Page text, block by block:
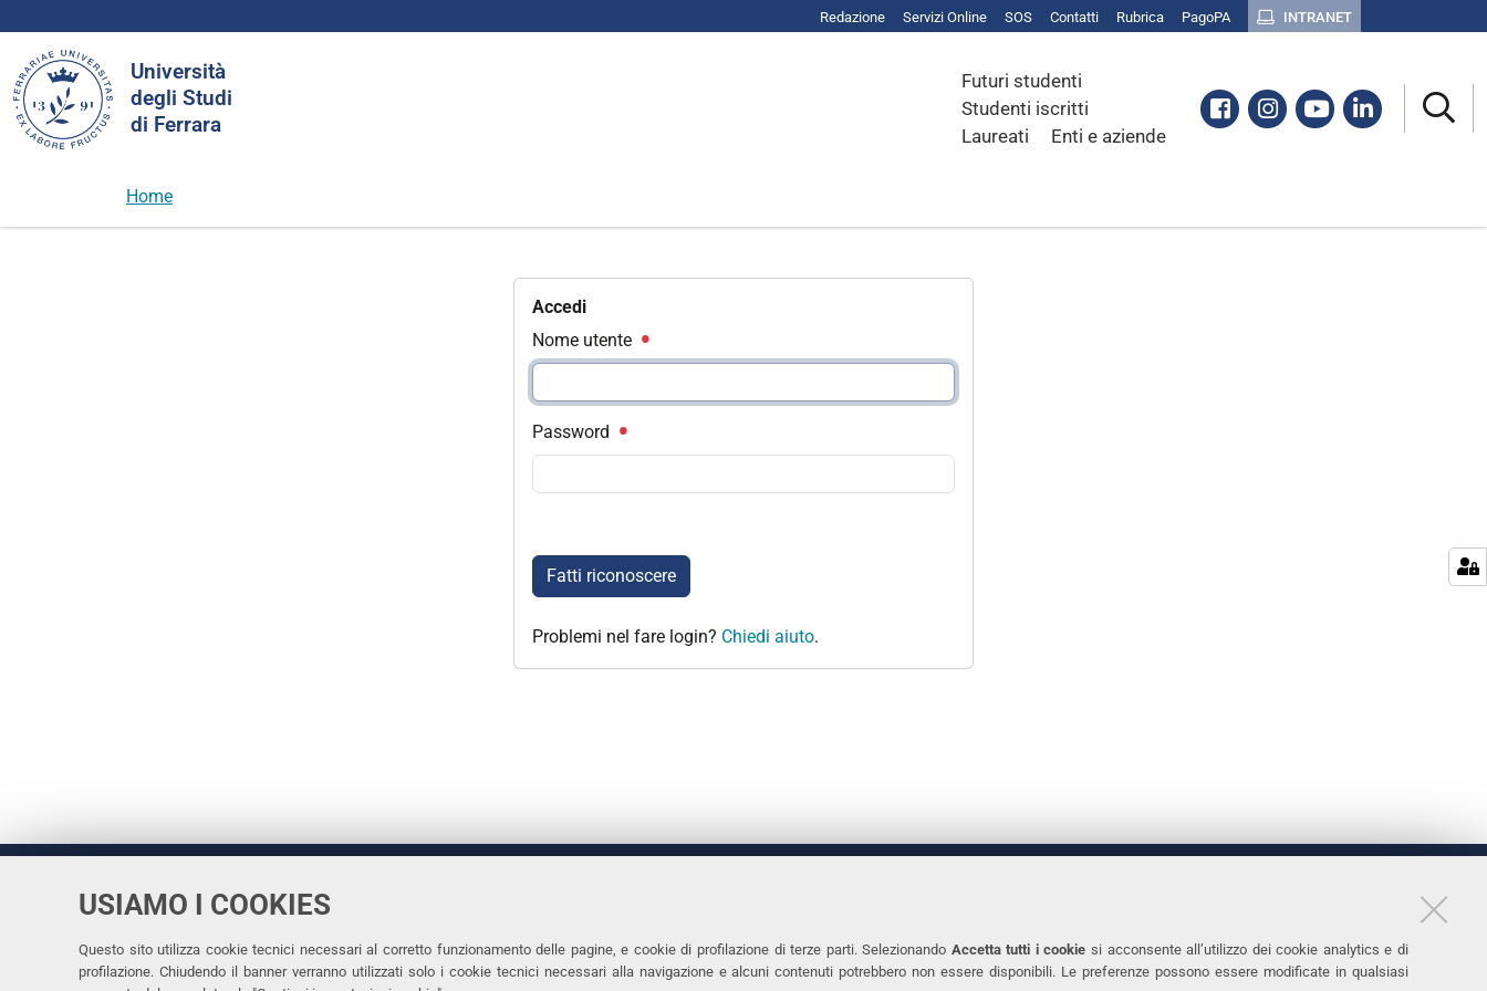
USIAMO I COOKIES
Questo sito utilizza cookie tecnici necessari al corretto funzionamento delle pagine, e cookie di profilazione di terze parti. Selezionando Accetta tutti i cookie si acconsente all’utilizzo dei cookie analytics e di
profilazione. Chiudendo il banner verranno utilizzati solo i cookie tecnici necessari alla navigazione e alcuni contenuti potrebbero non essere disponibili. Le preferenze possono essere modificate in qualsiasi
Redazione Servizi Online SOS Contatti Rubrica PagoPA INTRANET
Università
degli Studi
di Ferrara
Futuri studenti
Studenti iscritti
Laureati
Enti e aziende
Facebook
Instagram
YoutubeLinkedin
nel
sito
Home
Accedi
Nome utente
Password
Fatti riconoscere
Problemi nel fare login? Chiedi aiuto.
Università
di Ferrara
Rettrice: Prof.ssa Laura Ramaciotti
via Ludovico Ariosto, 35 - 44121 Ferrara
Tel. +39 0532 293111
Fax. +39 0532 293031
Accessibilità
Protezione dati personali